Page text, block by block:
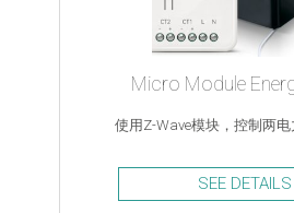
Micro Module
使用Z-Wave模块，控制两电
SEE DETAILS